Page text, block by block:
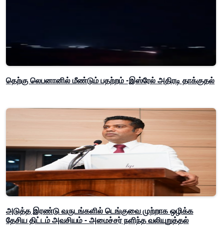
தெற்கு லெபனானில் மீண்டும் பதற்றம் -இஸ்ரேல் அதிரடி தாக்குதல்
அடுத்த இரண்டு வருடங்களில் டெங்குவை முற்றாக ஒழிக்க
தேசிய திட்டம் அவசியம் - அமைச்சர் நளிந்த வலியுறுத்தல்